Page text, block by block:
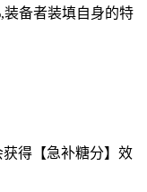
备者装填自身的特
得【急补糖分】效